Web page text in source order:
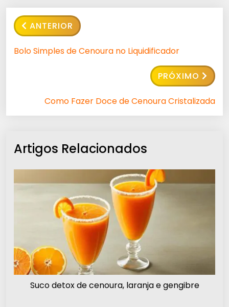
ANTERIOR
Bolo Simples de Cenoura no Liquidificador
PRÓXIMO
Como Fazer Doce de Cenoura Cristalizada
Artigos Relacionados
Suco detox de cenoura, laranja e gengibre